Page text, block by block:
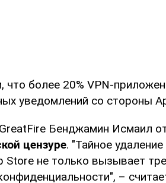
что более 20% VPN-
уведомлений со стороны
Бенджамин Исмаил
цензуре. "Тайное
Store не только вызывает
–